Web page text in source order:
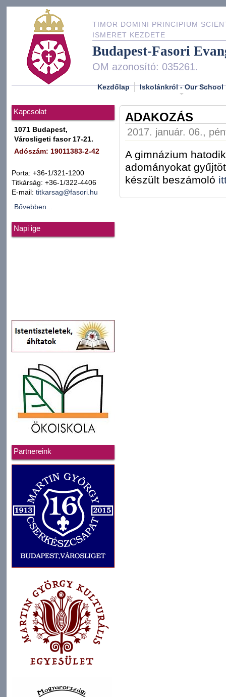
TIMOR DOMINI PRINCIPIUM
ISMERET KEZDETE
Budapest-Fasori
OM azonosító: 035261.
Kezdőlap Iskolánkról - Our School
Kapcsolat
1071 Budapest,
Városligeti fasor 17-21.
Adószám: 19011383-2-42
Porta: +36-1/321-1200
Titkárság: +36-1/322-4406
E-mail: titkarsag@fasori.hu
Bővebben...
Napi ige
Partnereink
ADAKOZÁS
2017. január. 06.,
A gimnázium
adományokat
készült beszámoló